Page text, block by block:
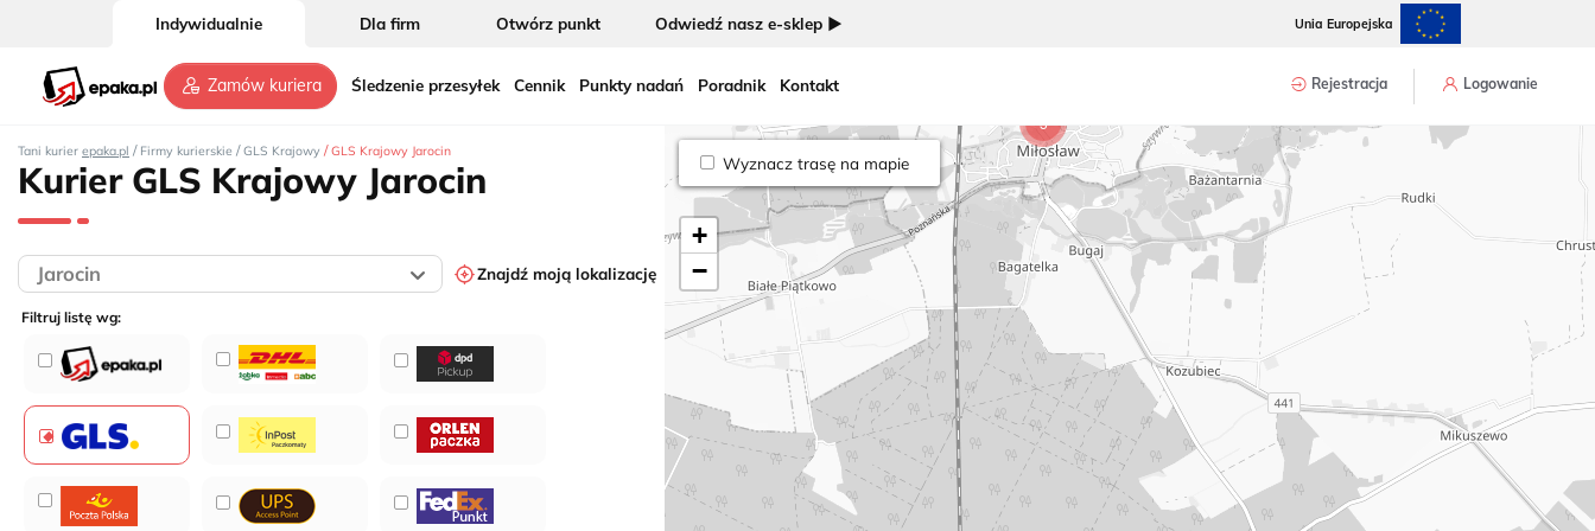
Indywidualnie Dla firm Otwórz punkt Odwiedź nasz e-sklep ► Unia Europejska
Zamów kuriera Śledzenie przesyłek Cennik Punkty nadań Poradnik Kontakt Rejestracja Logowanie
Tani kurier epaka.pl / Firmy kurierskie / GLS Krajowy / GLS Krajowy Jarocin
Kurier GLS Krajowy Jarocin
Znajdź moją lokalizację
Filtruj listę wg:
Wyznacz trasę na mapie
5
+
−